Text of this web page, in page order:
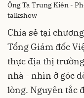
Ông Tạ Trung Kiên -
talkshow
Chia sẻ tại
Tổng Giám đốc
thực địa thị
nhà - nhìn ở góc
lòng. Nguyên tắc